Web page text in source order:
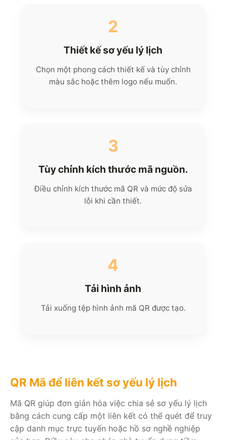
2
Thiết kế sơ yếu lý lịch
Chọn một phong cách thiết kế và tùy chỉnh
màu sắc hoặc thêm logo nếu muốn.
3
Tùy chỉnh kích thước mã nguồn.
Điều chỉnh kích thước mã QR và mức độ sửa
lỗi khi cần thiết.
4
Tải hình ảnh
Tải xuống tệp hình ảnh mã QR được tạo.
QR Mã để liên kết sơ yếu lý lịch
Mã QR giúp đơn giản hóa việc chia sẻ sơ yếu lý lịch
bằng cách cung cấp một liên kết có thể quét để truy
cập danh mục trực tuyến hoặc hồ sơ nghề nghiệp